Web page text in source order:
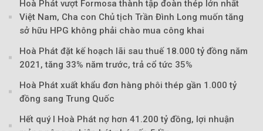
Hoà Phát vượt Formosa thành tập đoàn thép lớn nhất
Việt Nam, Cha con Chủ tịch Trần Đình Long muốn tăng
sở hữu HPG không phải chào mua công khai
Hoà Phát đặt kế hoạch lãi sau thuế 18.000 tỷ đồng năm
2021, tăng 33% năm trước, trả cổ tức 35%
Hoà Phát xuất khẩu đơn hàng phôi thép gần 1.000 tỷ
đồng sang Trung Quốc
Hết quý I Hoà Phát nợ hơn 41.200 tỷ đồng, lợi nhuận